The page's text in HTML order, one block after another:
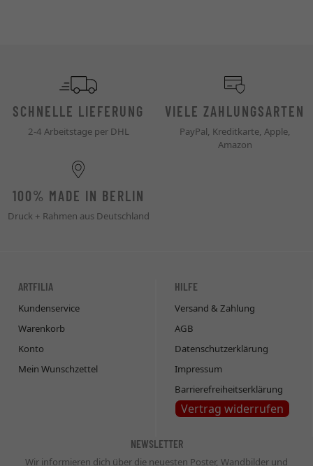
SCHNELLE LIEFERUNG
2-4 Arbeitstage per DHL
VIELE ZAHLUNGSARTEN
PayPal, Kreditkarte, Apple,
Amazon
100% MADE IN BERLIN
Druck + Rahmen aus Deutschland
ARTFILIA
Kundenservice
Warenkorb
Konto
Mein Wunschzettel
HILFE
Versand & Zahlung
AGB
Datenschutzerklärung
Impressum
Barrierefreiheitserklärung
Vertrag widerrufen
NEWSLETTER
Wir informieren dich über die neuesten Poster, Wandbilder und